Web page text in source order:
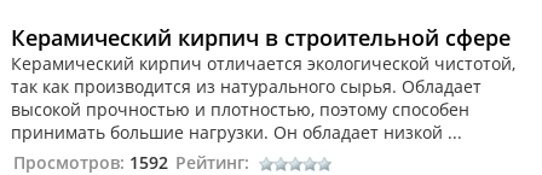
Керамический кирпич в строительной сфере
Керамический кирпич отличается экологической чистотой,
так как производится из натурального сырья. Обладает
высокой прочностью и плотностью, поэтому способен
принимать большие нагрузки. Он обладает низкой ...
Просмотров: 1592 Рейтинг: